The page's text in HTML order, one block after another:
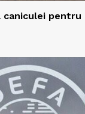
caniculei pentru